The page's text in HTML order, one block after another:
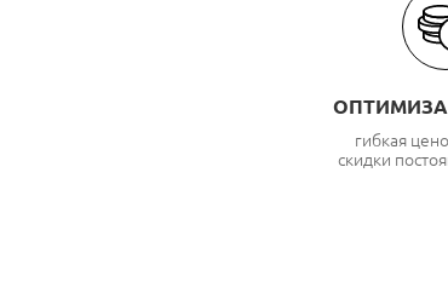
гибкая
скидки